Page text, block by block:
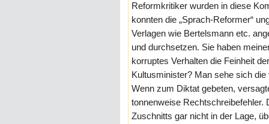
Reformkritiker wurden in diese
konnten die „Sprach-Reformer“
Verlagen wie Bertelsmann etc.
und durchsetzen. Sie haben
korruptes Verhalten die Feinheit
Kultusminister? Man sehe sich
Wenn zum Diktat gebeten,
tonnenweise Rechtschreibefehler.
Zuschnitts gar nicht in der Lage,